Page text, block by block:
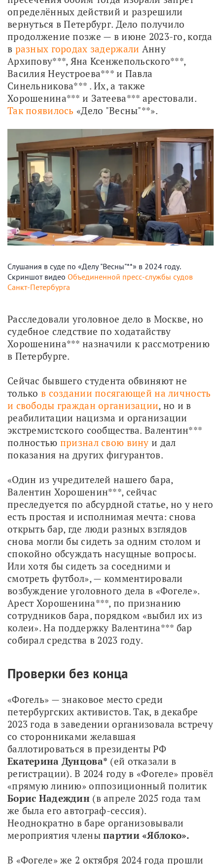
определённых действий и разрешили
вернуться в Петербург. Дело получило
продолжение позже — в июне 2023-го, когда
в разных городах задержали Анну
Архипову***, Яна Ксенжепольского***,
Василия Неустроева*** и Павла
Синельникова*** . Их, а также
Хорошенина*** и Затеева*** арестовали.
Так появилось «Дело "Весны"**».
Слушания в суде по «Делу "Весны"**» в 2024 году.
Скриншот видео Объединенной пресс-службы судов
Санкт-Петербурга
Расследовали уголовное дело в Москве, но
судебное следствие по ходатайству
Хорошенина*** назначили к рассмотрению
в Петербурге.
Сейчас бывшего студента обвиняют не
только в создании посягающей на личность
и свободы граждан организации, но и в
реабилитации нацизма и организации
экстремистского сообщества. Валентин***
полностью признал свою вину и дал
показания на других фигурантов.
«Один из учредителей нашего бара,
Валентин Хорошенин***, сейчас
преследуется по абсурдной статье, но у него
есть простая и исполнимая мечта: снова
открыть бар, где люди разных взглядов
снова могли бы сидеть за одним столом и
спокойно обсуждать насущные вопросы.
Или хотя бы сидеть за соседними и
смотреть футбол», — комментировали
возбуждение уголовного дела в «Фогеле».
Арест Хорошенина***, по признанию
сотрудников бара, порядком «выбил их из
колеи». На поддержку Валентина*** бар
собирал средства в 2023 году.
Проверки без конца
«Фогель» — знаковое место среди
петербургских активистов. Так, в декабре
2023 года в заведении организовала встречу
со сторонниками желавшая
баллотироваться в президенты РФ
Екатерина Дунцова* (ей отказали в
регистрации). В 2024 году в «Фогеле» провёл
Борис Надеждин (в апреле 2025 года там
же была его автограф-сессия).
Неоднократно в баре организовывали
мероприятия члены партии «Яблоко».